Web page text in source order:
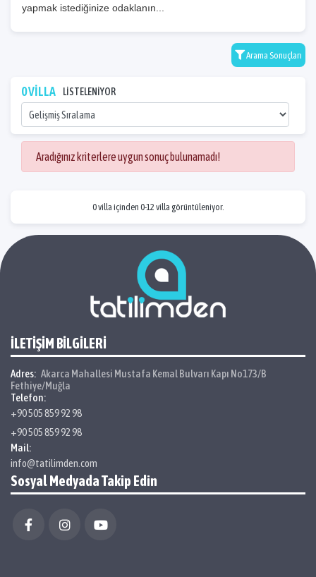
yapmak istediğinize odaklanın...
Arama Sonuçları
0 VİLLA LİSTELENİYOR
Aradığınız kriterlere uygun sonuç bulunamadı!
0 villa içinden 0-12 villa görüntüleniyor.
İLETİŞİM BİLGİLERİ
Adres: Akarca Mahallesi Mustafa Kemal Bulvarı Kapı No173/B
Fethiye/Muğla
Telefon:
+90 505 859 92 98
+90 505 859 92 98
Mail:
info@tatilimden.com
Sosyal Medyada Takip Edin